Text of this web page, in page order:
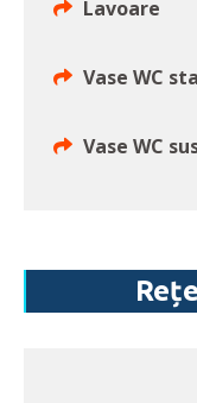
Lavoare
Vase WC
Vase WC